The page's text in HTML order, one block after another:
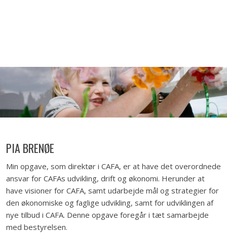
PIA BRENØE
Min opgave, som direktør i CAFA, er at have det overordnede
ansvar for CAFAs udvikling, drift og økonomi. Herunder at
have visioner for CAFA, samt udarbejde mål og strategier for
den økonomiske og faglige udvikling, samt for udviklingen af
nye tilbud i CAFA. Denne opgave foregår i tæt samarbejde
med bestyrelsen.